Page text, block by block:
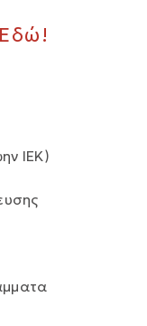
ΙΕΚ)